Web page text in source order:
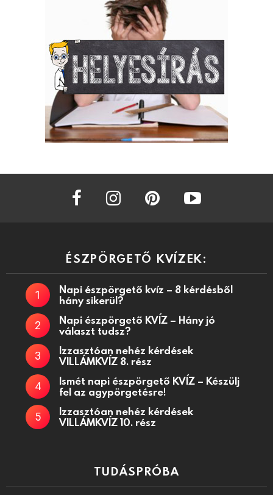
facebook instagram
ÉSZPÖRGETŐ KVÍZEK:
Napi észpörgető kvíz – 8 kérdésből
hány sikerül?
Napi észpörgető KVÍZ – Hány jó
választ tudsz?
Izzasztóan nehéz kérdések
VILLÁMKVÍZ 8. rész
Ismét napi észpörgető KVÍZ – Készülj
fel az agypörgetésre!
Izzasztóan nehéz kérdések
VILLÁMKVÍZ 10. rész
TUDÁSPRÓBA